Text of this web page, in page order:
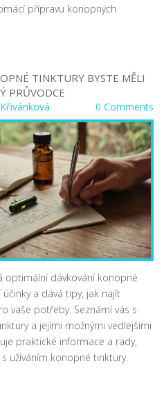
přípravu konopných
TINKTURY BYSTE MĚLI
PRŮVODCE
0 Comments
optimální dávkování konopné
a dává tipy, jak najít
vaše potřeby. Seznámí vás s
a jejími možnými vedlejšími
praktické informace a rady,
užíváním konopné tinktury.